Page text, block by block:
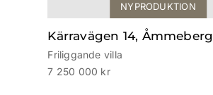
NYPRODUKTION
Kärravägen 14, Åmmeberg
Friliggande villa
7 250 000 kr